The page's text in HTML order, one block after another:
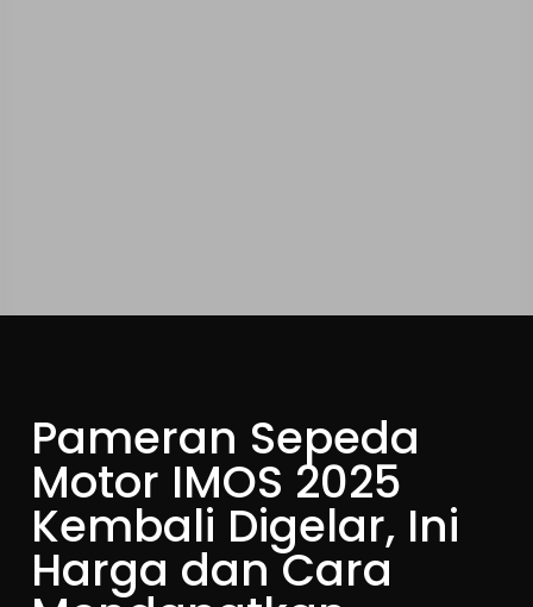
Pameran Sepeda
Motor IMOS 2025
Kembali Digelar, Ini
Harga dan Cara